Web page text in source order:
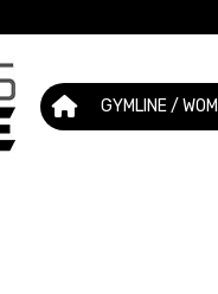
GYMLINE /